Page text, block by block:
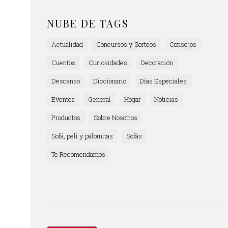
NUBE DE TAGS
Actualidad Concursos y Sorteos
Consejos
Cuentos
Curiosidades
Decoración
Descanso
Diccionario
Días Especiales
Eventos
General Hogar
Noticias
Productos
Sobre Nosotros
Sofá, peli y palomitas
Sofás
Te Recomendamos